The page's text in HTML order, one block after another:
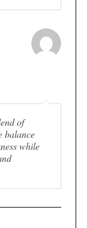
of
balance
while